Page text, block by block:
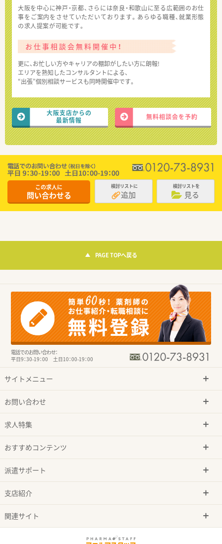
大阪を中心に神戸・京都、さらには奈良・和歌山に至る広範囲のお仕
事をご案内をさせていただいております。あらゆる職種、就業形態
の求人提案が可能です。
お仕事相談会無料開催中！
更に、お忙しい方やキャリアの棚卸がしたい方に朗報!
エリアを熟知したコンサルタントによる、
“出張”個別相談サービスも同時開催中です。
大阪支店からの
最新情報
無料相談会を予約
この求人に
問い合わせる
検討リストに
追加
検討リストを
見る
PAGE TOPへ戻る
電話でのお問い合わせ：
平日9：30-19：00 土日10：00-19：00
サイトメニュー
お問い合わせ
求人特集
おすすめコンテンツ
派遣サポート
支店紹介
関連サイト